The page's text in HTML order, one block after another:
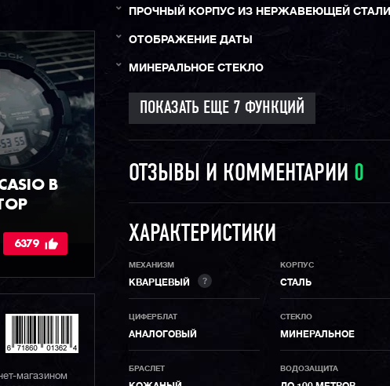
В
6379
магазином
ПРОЧНЫЙ КОРПУС ИЗ НЕРЖАВЕЮЩЕЙ СТАЛИ
ОТОБРАЖЕНИЕ ДАТЫ
МИНЕРАЛЬНОЕ СТЕКЛО
ОТЗЫВЫ И КОММЕНТАРИИ 0
ХАРАКТЕРИСТИКИ
МЕХАНИЗМ
КВАРЦЕВЫЙ ?
КОРПУС
СТАЛЬ
ЦИФЕРБЛАТ
АНАЛОГОВЫЙ
СТЕКЛО
МИНЕРАЛЬНОЕ
БРАСЛЕТ ВОДОЗАЩИТА